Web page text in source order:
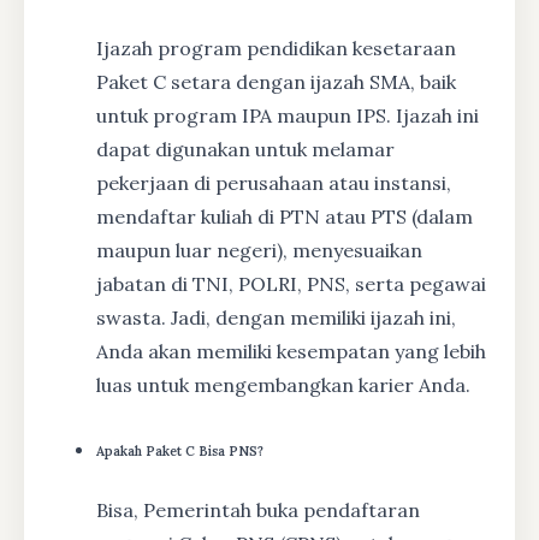
Ijazah program pendidikan kesetaraan
Paket C setara dengan ijazah SMA, baik
untuk program IPA maupun IPS. Ijazah ini
dapat digunakan untuk melamar
pekerjaan di perusahaan atau instansi,
mendaftar kuliah di PTN atau PTS (dalam
maupun luar negeri), menyesuaikan
jabatan di TNI, POLRI, PNS, serta pegawai
swasta. Jadi, dengan memiliki ijazah ini,
Anda akan memiliki kesempatan yang lebih
luas untuk mengembangkan karier Anda.
Apakah Paket C Bisa PNS?
Bisa, Pemerintah buka pendaftaran